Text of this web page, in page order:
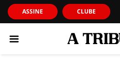
ASSINE CLUBE